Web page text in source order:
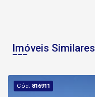
Imóveis Similares
Cód. 816911